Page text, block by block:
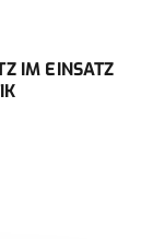
IM EINSATZ